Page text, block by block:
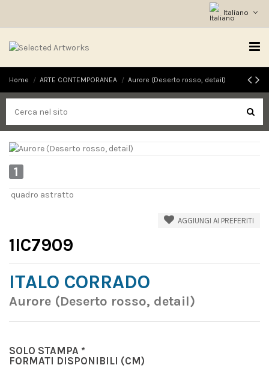
Italiano
Home ARTE CONTEMPORANEA Aurore (Deserto rosso, detail)
1
quadro astratto
AGGIUNGI AI PREFERITI
1IC7909
ITALO CORRADO
Aurore (Deserto rosso, detail)
SOLO STAMPA *
FORMATI DISPONIBILI (CM)